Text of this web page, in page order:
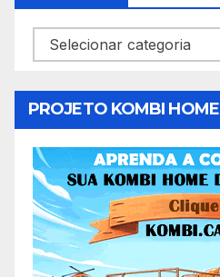
Categorias
PROJETO KOMBI HOME